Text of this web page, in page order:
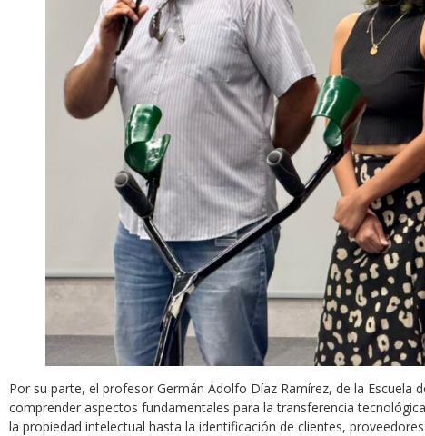
Por su parte, el profesor Germán Adolfo Díaz Ramírez, de la
comprender aspectos fundamentales para la transferencia
la propiedad intelectual hasta la identificación de clientes,